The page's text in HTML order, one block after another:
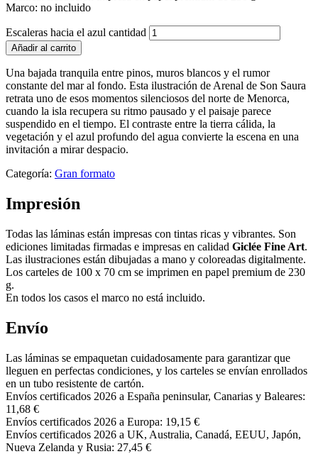
Marco: no incluido
Escaleras hacia el azul cantidad
Añadir al carrito
Una bajada tranquila entre pinos, muros blancos y el rumor
constante del mar al fondo. Esta ilustración de Arenal de Son Saura
retrata uno de esos momentos silenciosos del norte de Menorca,
cuando la isla recupera su ritmo pausado y el paisaje parece
suspendido en el tiempo. El contraste entre la tierra cálida, la
vegetación y el azul profundo del agua convierte la escena en una
invitación a mirar despacio.
Categoría: Gran formato
Impresión
Todas las láminas están impresas con tintas ricas y vibrantes. Son
ediciones limitadas firmadas e impresas en calidad Giclée Fine Art.
Las ilustraciones están dibujadas a mano y coloreadas digitalmente.
Los carteles de 100 x 70 cm se imprimen en papel premium de 230
g.
En todos los casos el marco no está incluido.
Envío
Las láminas se empaquetan cuidadosamente para garantizar que
lleguen en perfectas condiciones, y los carteles se envían enrollados
en un tubo resistente de cartón.
Envíos certificados 2026 a España peninsular, Canarias y Baleares:
11,68 €
Envíos certificados 2026 a Europa: 19,15 €
Envíos certificados 2026 a UK, Australia, Canadá, EEUU, Japón,
Nueva Zelanda y Rusia: 27,45 €